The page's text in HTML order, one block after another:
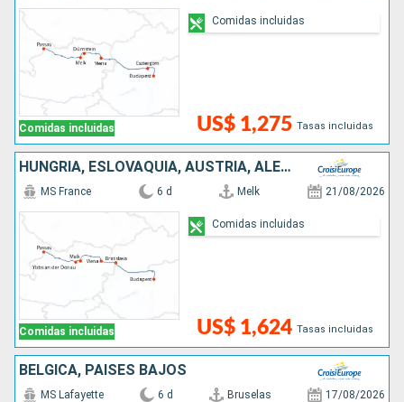
Comidas incluidas US$ 1,275 Tasas incluidas
Comidas incluidas
HUNGRÍA, ESLOVAQUIA, AUSTRIA, ALEMANIA
Comidas incluidas
MS France 6 d Melk 21/08/2026
US$ 1,624 Tasas incluidas
Comidas incluidas
BÉLGICA, PAISES BAJOS
MS Lafayette 6 d Bruselas 17/08/2026